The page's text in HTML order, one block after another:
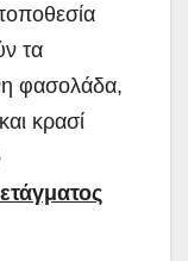
τα
φασολάδα,
κρασί